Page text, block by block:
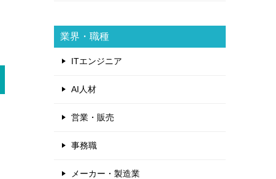
業界・職種
ITエンジニア
AI人材
営業・販売
事務職
メーカー・製造業